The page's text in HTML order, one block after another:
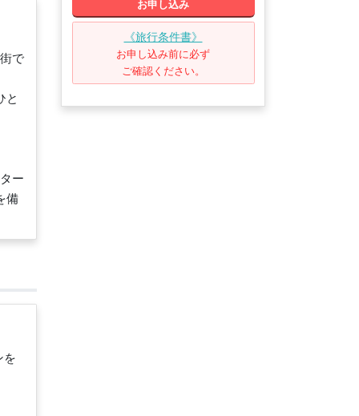
で
と
ー
備
を
お申し込み
《旅行条件書》
お申し込み前に必ず
ご確認ください。